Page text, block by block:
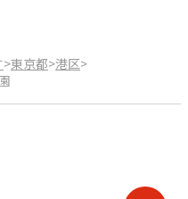
>東京都>港区>